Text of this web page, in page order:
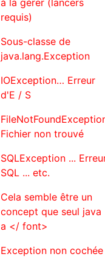
à la gérer (lancers
requis)
Sous-classe de
java.lang.Exception
IOException… Erreur
d'E / S
Fichier non trouvé
SQLException ...
SQL ... etc.
Cela semble être un
concept que seul java
a </ font>
Exception non cochée